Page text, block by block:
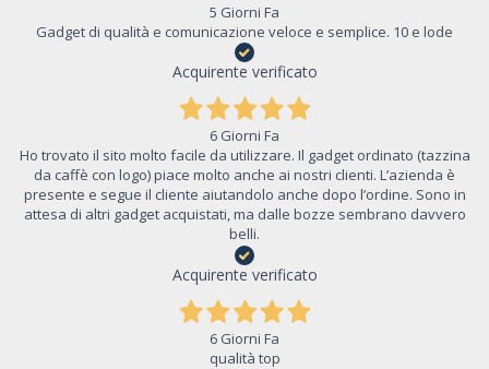
5 Giorni Fa
Gadget di qualità e comunicazione veloce e semplice. 10 e lode
Acquirente verificato
6 Giorni Fa
Ho trovato il sito molto facile da utilizzare. Il gadget ordinato (tazzina
da caffè con logo) piace molto anche ai nostri clienti. L’azienda è
presente e segue il cliente aiutandolo anche dopo l’ordine. Sono in
attesa di altri gadget acquistati, ma dalle bozze sembrano davvero
belli.
Acquirente verificato
6 Giorni Fa
qualità top